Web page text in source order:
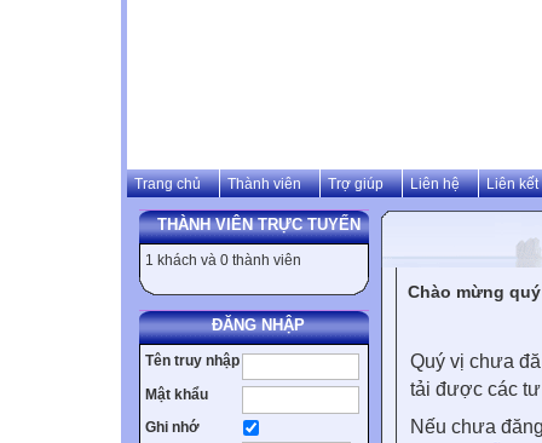
Trang chủ Thành viên Trợ giúp Liên hệ Liên kết
THÀNH VIÊN TRỰC TUYẾN
1 khách và 0 thành viên
ĐĂNG NHẬP
Tên truy nhập
Mật khẩu
Ghi nhớ
Chào mừng
Quý vị chưa
tải được các
Nếu chưa